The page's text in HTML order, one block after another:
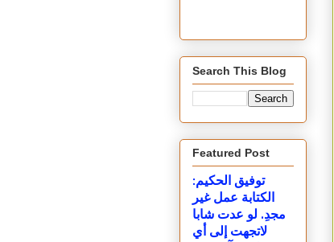
Search This Blog
Featured Post
توفيق الحكيم:
الكتابة عمل غير
مجدِ. لو عدت شابا
لاتجهت إلى أي